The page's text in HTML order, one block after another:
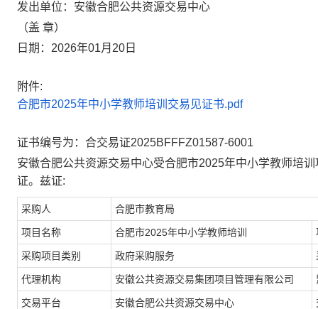
发出单位：安徽合肥公共资源交易中心
（盖 章）
日期：2026年01月20日
附件:
合肥市2025年中小学教师培训交易见证书.pdf
证书编号为：合交易证2025BFFFZ01587-6001
安徽合肥公共资源交易中心受合肥市2025年中小学教师培
证。兹证:
采购人 合肥市教育局
项目名称 合肥市2025年中小学教师培训
采购项目类别 政府采购服务
代理机构 安徽公共资源交易集团项目管理有限公司
交易平台 安徽合肥公共资源交易中心